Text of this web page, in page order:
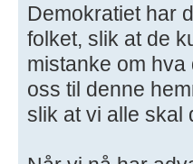
Demokratiet har
folket, slik at de
mistanke om
oss til denne
slik at vi alle skal